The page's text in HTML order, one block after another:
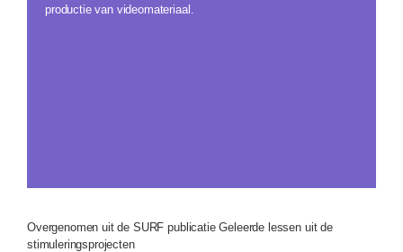
productie van videomateriaal.
Overgenomen uit de SURF publicatie Geleerde lessen uit de
stimuleringsprojecten